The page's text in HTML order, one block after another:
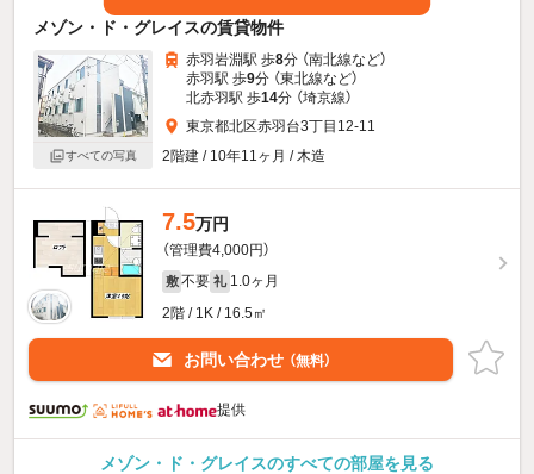
メゾン・ド・グレイスの賃貸物件
すべての写真
赤羽岩淵駅 歩8分 （南北線など）
赤羽駅 歩9分 （東北線など）
北赤羽駅 歩14分 （埼京線）
東京都北区赤羽台3丁目12-11
2階建 / 10年11ヶ月 / 木造
7.5万円
（管理費4,000円）
敷 不要 礼 1.0ヶ月
2階 / 1K / 16.5㎡
お問い合わせ （無料）
提供
メゾン・ド・グレイスのすべての部屋を見る